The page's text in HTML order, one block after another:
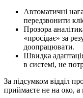
Автоматичні
передзвонити
Прозора
«просідає» за
доопрацювати.
Швидка
в системі, не
За підсумком відділ
приймаєте не на око, а